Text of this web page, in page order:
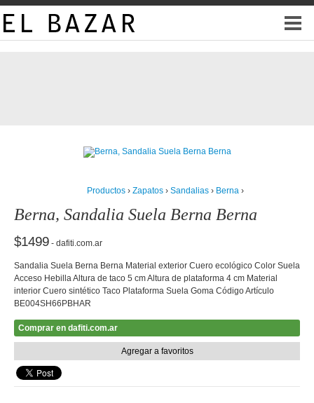
Productos › Zapatos › Sandalias › Berna ›
Berna, Sandalia Suela Berna Berna
$1499 - dafiti.com.ar
Sandalia Suela Berna Berna Material exterior Cuero ecológico Color Suela
Acceso Hebilla Altura de taco 5 cm Altura de plataforma 4 cm Material
interior Cuero sintético Taco Plataforma Suela Goma Código Artículo
BE004SH66PBHAR
Comprar en dafiti.com.ar
Agregar a favoritos